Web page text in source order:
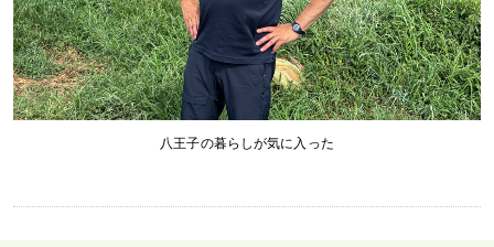
八王子の暮らしが気に入った